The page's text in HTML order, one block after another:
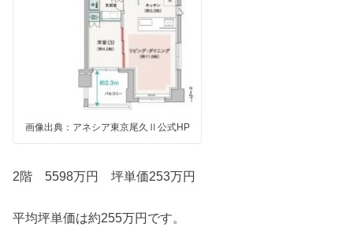
画像出典：アネシア東京尾久Ⅱ公式HP
2階 5598万円 坪単価253万円
平均坪単価は約255万円です。